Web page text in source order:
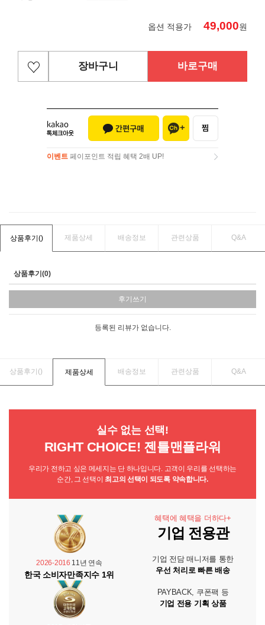
옵션 적용가 49,000원
장바구니 바로구매
이벤트 페이포인트 적립 혜택 2배 UP!
상품후기() 제품상세 배송정보 관련상품 Q&A
상품후기(0)
후기쓰기
등록된 리뷰가 없습니다.
상품후기() 제품상세 배송정보 관련상품 Q&A
실수 없는 선택!
RIGHT CHOICE! 젠틀맨플라워
우리가 전하고 싶은 메세지는 단 하나입니다. 고객이 우리를 선택하는
순간, 그 선택이 최고의 선택이 되도록 약속합니다.
2026-2016 11년 연속
한국 소비자만족지수 1위
혜택에 혜택을 더하다+
기업 전용관
기업 전담 매니저를 통한
우선 처리로 빠른 배송
PAYBACK, 쿠폰팩 등
기업 전용 기획 상품